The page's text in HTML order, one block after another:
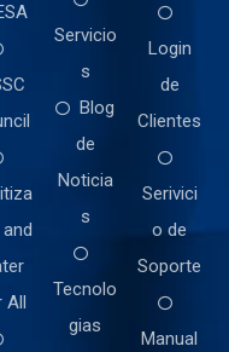
All
Servicio
s
Blog
de
Noticia
s
Tecnolo
gias
Login
de
Clientes
Serivici
o de
Soporte
Manual